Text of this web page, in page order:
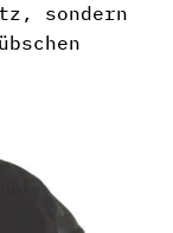
sondern